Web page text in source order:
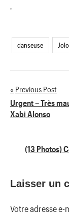
'
danseuse
Navigation
de
Previous Post
Urgent – Très
Xabi Alonso
(13 Photos)
Laisser un
Votre adresse e-